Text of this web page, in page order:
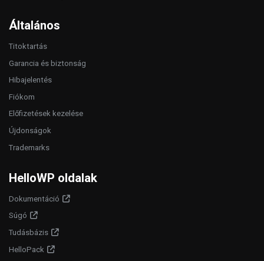
Általános
Titoktartás
Garancia és biztonság
Hibajelentés
Fiókom
Előfizetések kezelése
Újdonságok
Trademarks
HelloWP oldalak
Dokumentáció
Súgó
Tudásbázis
HelloPack